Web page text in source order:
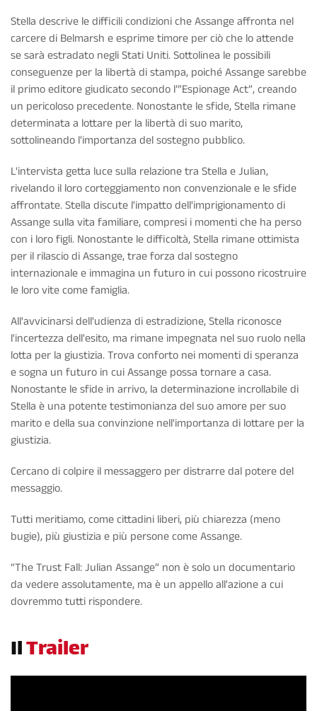
Stella descrive le difficili condizioni che Assange affronta nel
carcere di Belmarsh e esprime timore per ciò che lo attende
se sarà estradato negli Stati Uniti. Sottolinea le possibili
conseguenze per la libertà di stampa, poiché Assange sarebbe
il primo editore giudicato secondo l’”Espionage Act”, creando
un pericoloso precedente. Nonostante le sfide, Stella rimane
determinata a lottare per la libertà di suo marito,
sottolineando l'importanza del sostegno pubblico.
L'intervista getta luce sulla relazione tra Stella e Julian,
rivelando il loro corteggiamento non convenzionale e le sfide
affrontate. Stella discute l'impatto dell'imprigionamento di
Assange sulla vita familiare, compresi i momenti che ha perso
con i loro figli. Nonostante le difficoltà, Stella rimane ottimista
per il rilascio di Assange, trae forza dal sostegno
internazionale e immagina un futuro in cui possono ricostruire
le loro vite come famiglia.
All'avvicinarsi dell'udienza di estradizione, Stella riconosce
l'incertezza dell'esito, ma rimane impegnata nel suo ruolo nella
lotta per la giustizia. Trova conforto nei momenti di speranza
e sogna un futuro in cui Assange possa tornare a casa.
Nonostante le sfide in arrivo, la determinazione incrollabile di
Stella è una potente testimonianza del suo amore per suo
marito e della sua convinzione nell'importanza di lottare per la
giustizia.
Cercano di colpire il messaggero per distrarre dal potere del
messaggio.
Tutti meritiamo, come cittadini liberi, più chiarezza (meno
bugie), più giustizia e più persone come Assange.
“The Trust Fall: Julian Assange” non è solo un documentario
da vedere assolutamente, ma è un appello all'azione a cui
dovremmo tutti rispondere.
IlTrailer